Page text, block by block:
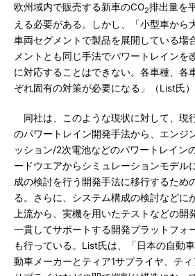
欧州域内で販売する新車のCO2排出量を
える必要がある。しかし、「小型車から
車両セグメントで製品を展開している場
メントとも同じ手法でパワートレインを
に対応することはできない。各車種、各
ぞれ固有の対策が必要になる」（List氏）
同社は、このような現状に対して、現
のパワートレイン開発手法から、エンジ
ッション/2次電池などのパワートレイン
ードウエアからシミュレーションモデル
成の検討を行う開発手法に移行するため
る。さらに、システム構成の検討などに
上流から、実機を用いたテストなどの開
一貫してサポートする開発プラットフォ
も行っている。List氏は、「日本の自動
動車メーカーとティア1サプライヤ、テ